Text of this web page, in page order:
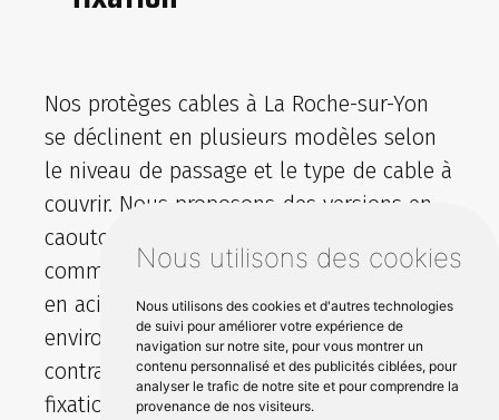
Nous utilisons des cookies
Nous utilisons des cookies et d'autres technologies
de suivi pour améliorer votre expérience de
navigation sur notre site, pour vous montrer un
contenu personnalisé et des publicités ciblées, pour
analyser le trafic de notre site et pour comprendre la
provenance de nos visiteurs.
Nos protèges cables à La Roche-sur-Yon
se déclinent en plusieurs modèles selon
le niveau de passage et le type de cable à
couvrir. Nous proposons des versions en
caoutchouc ergonomique pour l’intérieur
comme l’extérieur, ainsi que des solutions
en acier ou metal inoxydable pour les
environnements soumis à de fortes
contraintes. Chaque protège intègre une
fixation fiable, avec options de mise en